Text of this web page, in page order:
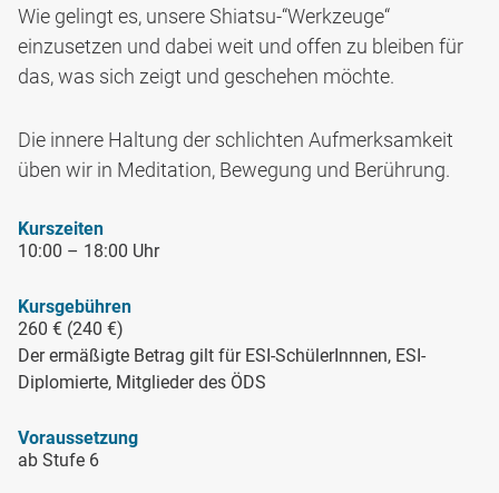
Wie gelingt es, unsere Shiatsu-“Werkzeuge“
einzusetzen und dabei weit und offen zu bleiben für
das, was sich zeigt und geschehen möchte.
Die innere Haltung der schlichten Aufmerksamkeit
üben wir in Meditation, Bewegung und Berührung.
Kurszeiten
10:00 – 18:00 Uhr
Kursgebühren
260 € (240 €)
Der ermäßigte Betrag gilt für ESI-SchülerInnnen, ESI-
Diplomierte, Mitglieder des ÖDS
Voraussetzung
ab Stufe 6